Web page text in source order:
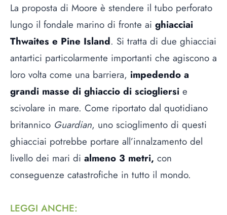
La proposta di Moore è stendere il tubo perforato
lungo il fondale marino di fronte ai ghiacciai
Thwaites e Pine Island. Si tratta di due ghiacciai
antartici particolarmente importanti che agiscono a
loro volta come una barriera, impedendo a
grandi masse di ghiaccio di sciogliersi e
scivolare in mare. Come riportato dal quotidiano
britannico Guardian, uno scioglimento di questi
ghiacciai potrebbe portare all’innalzamento del
livello dei mari di almeno 3 metri, con
conseguenze catastrofiche in tutto il mondo.
LEGGI ANCHE: